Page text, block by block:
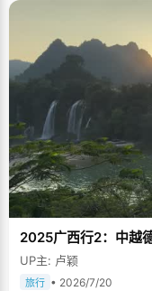
2025广西行2：中越
UP主: 卢颖
旅行 • 2026/7/20